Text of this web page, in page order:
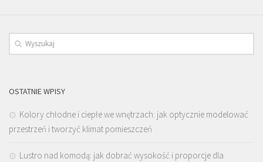
OSTATNIE WPISY
Kolory chłodne i ciepłe we wnętrzach: jak optycznie modelować
przestrzeń i tworzyć klimat pomieszczeń
Lustro nad komodą: jak dobrać wysokość i proporcje dla